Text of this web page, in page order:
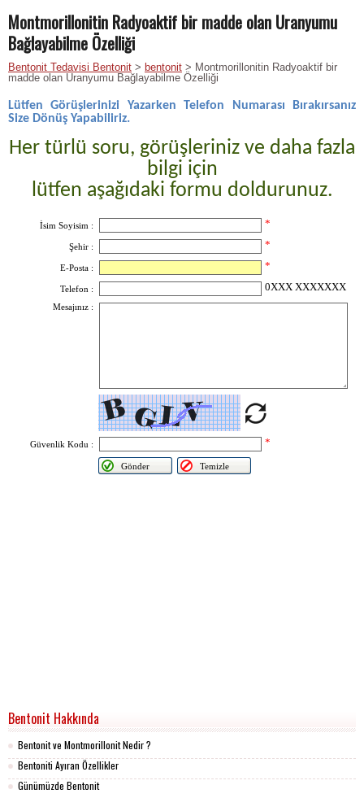
Montmorillonitin Radyoaktif bir madde olan Uranyumu
Bağlayabilme Özelliği
Bentonit Tedavisi Bentonit > bentonit > Montmorillonitin Radyoaktif bir
madde olan Uranyumu Bağlayabilme Özelliği
Lütfen Görüşlerinizi Yazarken Telefon Numarası Bırakırsanız
Size Dönüş Yapabiliriz.
Her türlü soru, görüşleriniz ve daha fazla
bilgi için
lütfen aşağıdaki formu doldurunuz.
Bentonit Hakkında
Bentonit ve Montmorillonit Nedir ?
Bentoniti Ayıran Özellikler
Günümüzde Bentonit